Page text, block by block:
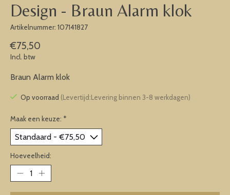
Design - Braun Alarm klok
Artikelnummer: 107141827
€75,50
Incl. btw
Braun Alarm klok
Op voorraad (Levertijd:Levering binnen 3-8 werkdagen)
Maak een keuze: *
Hoeveelheid: